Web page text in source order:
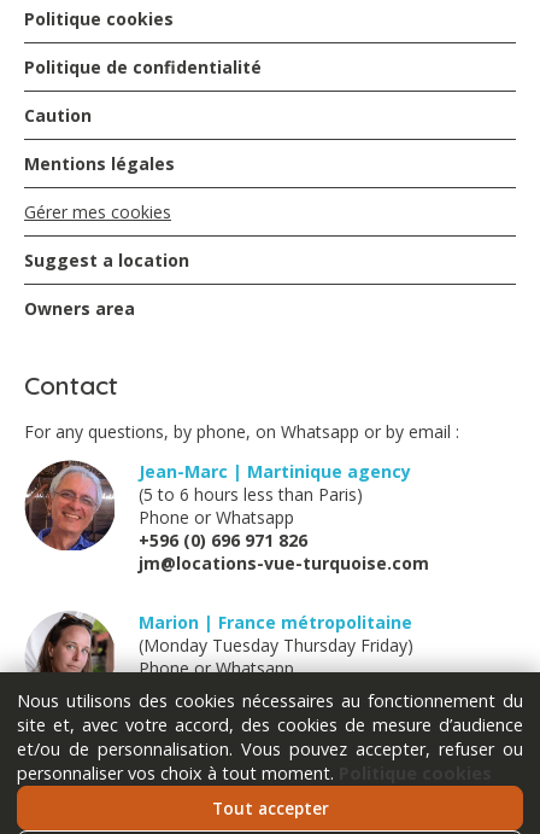
Nous avons passé de très bonnes vacances dans la villa
pinsonnelle. La maison est conforme à la description et
aux photos. Elle est propre et bien entretenu. L’escalier
pour la 3eme chambre est un peu raide, attention pour
des enfants. Elle est située dans une résidence fermée
par un portail donc c’est très calme. Nous n’avons pas
la baie, cependant cela rend impossible la baignade juste
(a côté de l’hôtel) : villa du lagon, on peut y accéder par
le portail de l’hôtel. on y mange très bien et il possède
une plage. Supermarché au François à 15 min en voiture.
La villa est bien située pour visiter l’île. Nous
recommandonsu cette villa.
FLEURY - April 2022
Superbe villa, vue magnifique !
Logement au top malgré des Salles de bain vieillissantes.
Par contre on ne peux pas dire qu’il y a la plage et la
baignade à quelques pas, ni des commerces a 1000m,
et le restaurant précisé dans l’annonce est enfaite un
restaurant dans un complexe hôtelier fermé par une
Broyer - April 2019
Superbe séjour.
Une villa très bien équipée,un cadre idyllique.
Politique cookies
Politique de confidentialité
Caution
Mentions légales
Gérer mes cookies
Suggest a location
Owners area
Contact
For any questions, by phone, on Whatsapp or by email :
Jean-Marc | Martinique agency
(5 to 6 hours less than Paris)
Phone or Whatsapp
+596 (0) 696 971 826
jm@locations-vue-turquoise.com
Marion | France métropolitaine
(Monday Tuesday Thursday Friday)
Phone or Whatsapp
+33 (0) 611 289 121
marion@locations-vue-turquoise.com
Nous utilisons des cookies nécessaires au fonctionnement du
site et, avec votre accord, des cookies de mesure d’audience
et/ou de personnalisation. Vous pouvez accepter, refuser ou
personnaliser vos choix à tout moment.
Tout accepter